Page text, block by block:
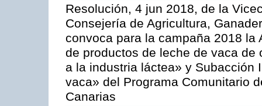
Resolución, 4 jun 2018, de la
Consejería de Agricultura,
convoca para la campaña 2018
de productos de leche de vaca
a la industria láctea» y Subacción
vaca» del Programa Comunitario
Canarias